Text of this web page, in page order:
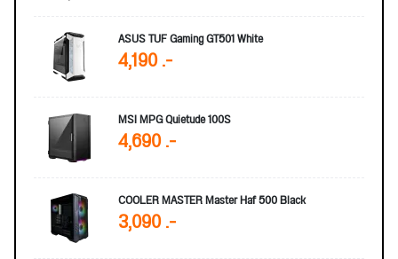
ASUS TUF Gaming GT501 White
4,190 .-
MSI MPG Quietude 100S
4,690 .-
COOLER MASTER Master Haf 500 Black
3,090 .-